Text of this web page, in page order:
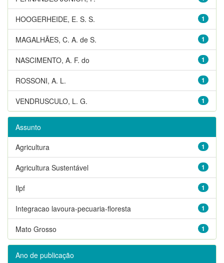
1
HOOGERHEIDE, E. S. S.
1
MAGALHÃES, C. A. de S.
1
NASCIMENTO, A. F. do
1
ROSSONI, A. L.
1
VENDRUSCULO, L. G.
Assunto
1
Agricultura
1
Agricultura Sustentável
1
Ilpf
1
Integracao lavoura-pecuaria-floresta
1
Mato Grosso
Ano de publicação